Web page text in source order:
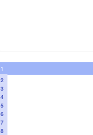
1
2
3
4
5
6
7
8